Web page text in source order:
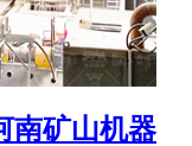
南矿山机器